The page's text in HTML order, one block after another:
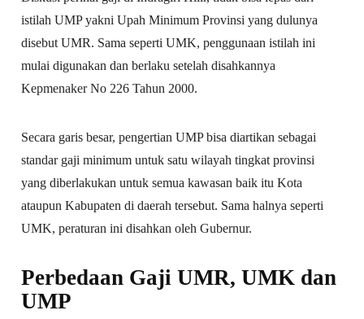
istilah UMP yakni Upah Minimum Provinsi yang dulunya
disebut UMR. Sama seperti UMK, penggunaan istilah ini
mulai digunakan dan berlaku setelah disahkannya
Kepmenaker No 226 Tahun 2000.
Secara garis besar, pengertian UMP bisa diartikan sebagai
standar gaji minimum untuk satu wilayah tingkat provinsi
yang diberlakukan untuk semua kawasan baik itu Kota
ataupun Kabupaten di daerah tersebut. Sama halnya seperti
UMK, peraturan ini disahkan oleh Gubernur.
Perbedaan Gaji UMR, UMK dan
UMP